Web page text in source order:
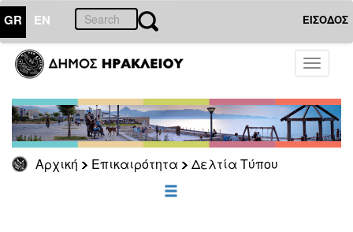
GR EN ΕΙΣΟΔΟΣ
Toggle
Αρχική Επικαιρότητα Δελτία Τύπου
ΕΠΙΚΑΙΡΟΤΗΤΑ
Τύπου
Αρχείο